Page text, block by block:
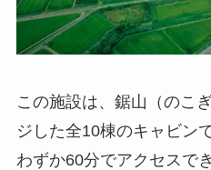
この施設は、鋸山（のこ
ジした全10棟のキャビン
わずか60分でアクセスで